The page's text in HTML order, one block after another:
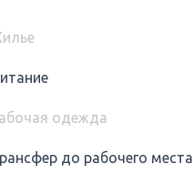
одежда
до рабочего места